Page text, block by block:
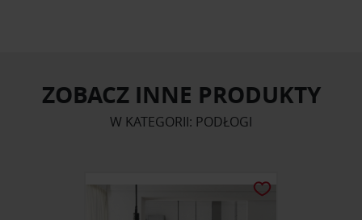
ZOBACZ INNE PRODUKTY
W KATEGORII: PODŁOGI